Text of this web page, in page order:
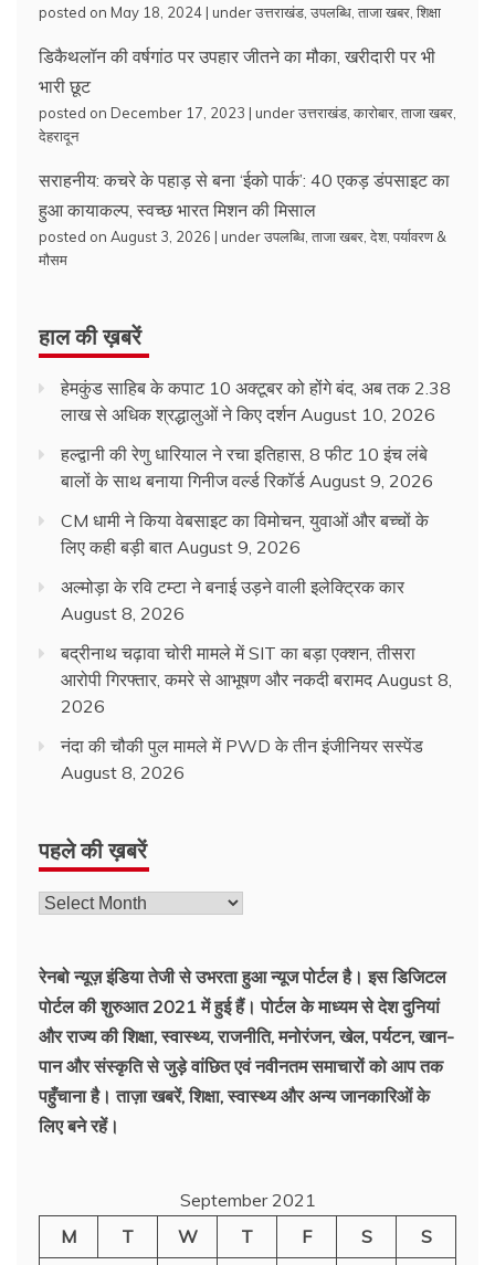
posted on May 18, 2024 | underउत्तराखंड उपलब्धि ताजा खबर शिक्षा
डिकैथलॉन की वर्षगांठ पर उपहार जीतने का मौका, खरीदारी पर भी
भारी छूट
posted on December 17, 2023 | underउत्तराखंड कारोबार ताजा खबर
देहरादून
सराहनीय: कचरे के पहाड़ से बना ‘ईको पार्क’: 40 एकड़ डंपसाइट का
हुआ कायाकल्प, स्वच्छ भारत मिशन की मिसाल
posted on August 3, 2026 | underउपलब्धि ताजा खबर देश, पर्यावरण &
मौसम
हाल की ख़बरें
हेमकुंड साहिब के कपाट 10 अक्टूबर को होंगे बंद, अब तक 2.38
लाख से अधिक श्रद्धालुओं ने किए दर्शन August 10, 2026
हल्द्वानी की रेणु धारियाल ने रचा इतिहास, 8 फीट 10 इंच लंबे
बालों के साथ बनाया गिनीज वर्ल्ड रिकॉर्ड August 9, 2026
CM धामी ने किया वेबसाइट का विमोचन, युवाओं और बच्चों के
लिए कही बड़ी बात August 9, 2026
अल्मोड़ा के रवि टम्टा ने बनाई उड़ने वाली इलेक्ट्रिक कार
August 8, 2026
बद्रीनाथ चढ़ावा चोरी मामले में SIT का बड़ा एक्शन, तीसरा
आरोपी गिरफ्तार, कमरे से आभूषण और नकदी बरामद August 8,
2026
नंदा की चौकी पुल मामले में PWD के तीन इंजीनियर सस्पेंड
August 8, 2026
पहले की ख़बरें
रेनबो न्यूज़ इंडिया तेजी से उभरता हुआ न्‍यूज पोर्टल है। इस डिजिटल
पोर्टल की शुरुआत 2021 में हुई हैं। पोर्टल के माध्यम से देश दुनियां
और राज्य की शिक्षा, स्वास्थ्य, राजनीति, मनोरंजन, खेल, पर्यटन, खान-
पान और संस्कृति से जुड़े वांछित एवं नवीनतम समाचारों को आप तक
पहुँचाना है। ताज़ा खबरें, शिक्षा, स्वास्थ्य और अन्य जानकारिओं के
लिए बने रहें।
September 2021
M
T W T F S
S